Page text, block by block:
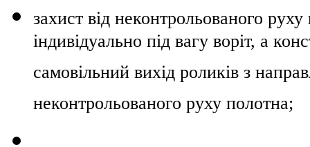
захист від неконтрольованого
індивідуально під вагу воріт, а
самовільний вихід роликів з
неконтрольованого руху полотна;